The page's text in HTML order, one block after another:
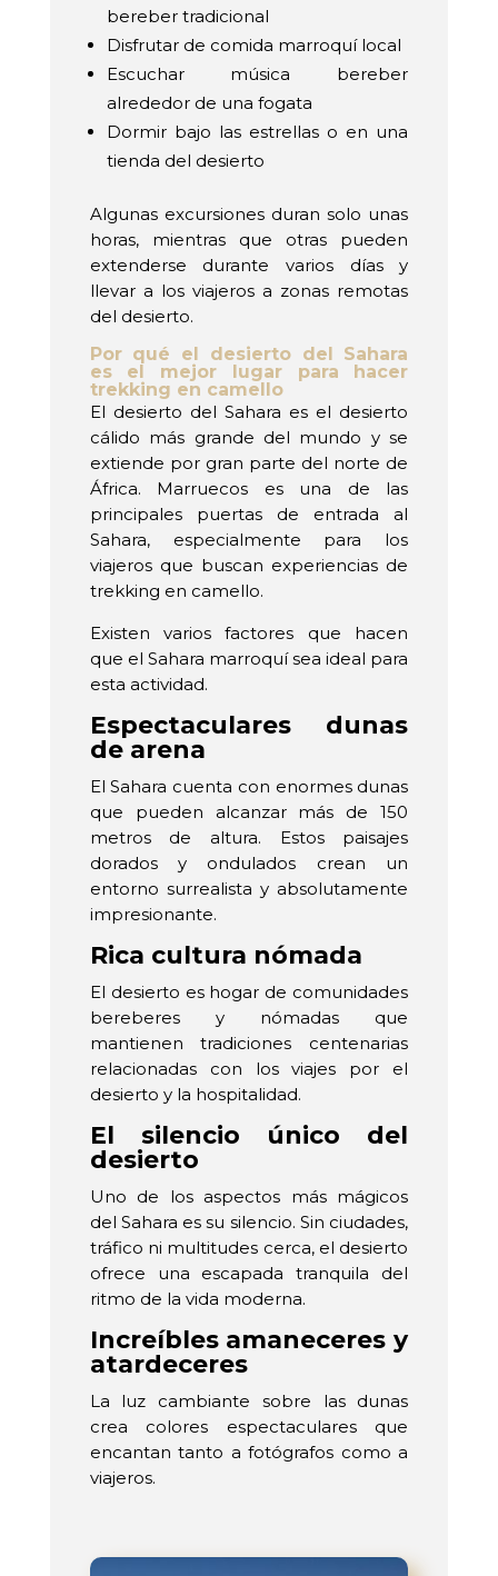
bereber tradicional
Disfrutar de comida marroquí local
Escuchar música bereber
alrededor de una fogata
Dormir bajo las estrellas o en una
tienda del desierto
Algunas excursiones duran solo unas
horas, mientras que otras pueden
extenderse durante varios días y
llevar a los viajeros a zonas remotas
del desierto.
Por qué el desierto del Sahara
es el mejor lugar para hacer
trekking en camello
El desierto del Sahara es el desierto
cálido más grande del mundo y se
extiende por gran parte del norte de
África. Marruecos es una de las
principales puertas de entrada al
Sahara, especialmente para los
viajeros que buscan experiencias de
trekking en camello.
Existen varios factores que hacen
que el Sahara marroquí sea ideal para
esta actividad.
Espectaculares dunas
de arena
El Sahara cuenta con enormes dunas
que pueden alcanzar más de 150
metros de altura. Estos paisajes
dorados y ondulados crean un
entorno surrealista y absolutamente
impresionante.
Rica cultura nómada
El desierto es hogar de comunidades
bereberes y nómadas que
mantienen tradiciones centenarias
relacionadas con los viajes por el
desierto y la hospitalidad.
El silencio único del
desierto
Uno de los aspectos más mágicos
del Sahara es su silencio. Sin ciudades,
tráfico ni multitudes cerca, el desierto
ofrece una escapada tranquila del
ritmo de la vida moderna.
Increíbles amaneceres y
atardeceres
La luz cambiante sobre las dunas
crea colores espectaculares que
encantan tanto a fotógrafos como a
viajeros.